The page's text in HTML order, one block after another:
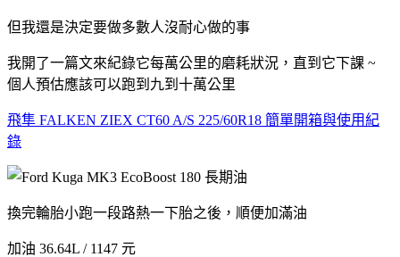
但我還是決定要做多數人沒耐心做的事
我開了一篇文來紀錄它每萬公里的磨耗狀況，直到它下課 ~
個人預估應該可以跑到九到十萬公里
飛隼 FALKEN ZIEX CT60 A/S 225/60R18 簡單開箱與使用紀
錄
換完輪胎小跑一段路熱一下胎之後，順便加滿油
加油 36.64L / 1147 元